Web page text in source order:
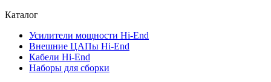
Каталог
Усилители мощности Hi-End
Внешние ЦАПы Hi-End
Кабели Hi-End
Наборы для сборки